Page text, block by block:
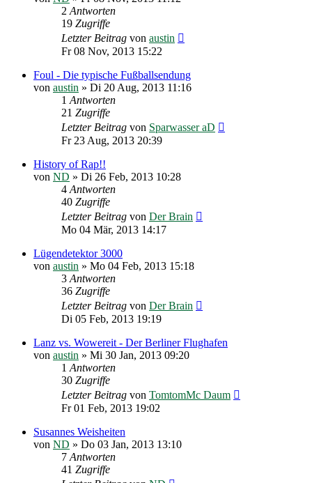
2Antworten
19 Zugriffe
Letzter Beitrag von austin
Fr 08 Nov, 2013 15:22
Foul - Die typische Fußballsendung
von austin » Di 20 Aug, 2013 11:16
1Antworten
21 Zugriffe
Letzter Beitrag von Sparwasser aD
Fr 23 Aug, 2013 20:39
History of Rap!!
von ND » Di 26 Feb, 2013 10:28
4Antworten
40 Zugriffe
Letzter Beitrag von Der Brain
Mo 04 Mär, 2013 14:17
Lügendetektor 3000
von austin » Mo 04 Feb, 2013 15:18
3Antworten
36 Zugriffe
Letzter Beitrag von Der Brain
Di 05 Feb, 2013 19:19
Lanz vs. Wowereit - Der Berliner Flughafen
von austin » Mi 30 Jan, 2013 09:20
1Antworten
30 Zugriffe
Letzter Beitrag von TomtomMc Daum
Fr 01 Feb, 2013 19:02
Susannes Weisheiten
von ND » Do 03 Jan, 2013 13:10
7Antworten
41 Zugriffe